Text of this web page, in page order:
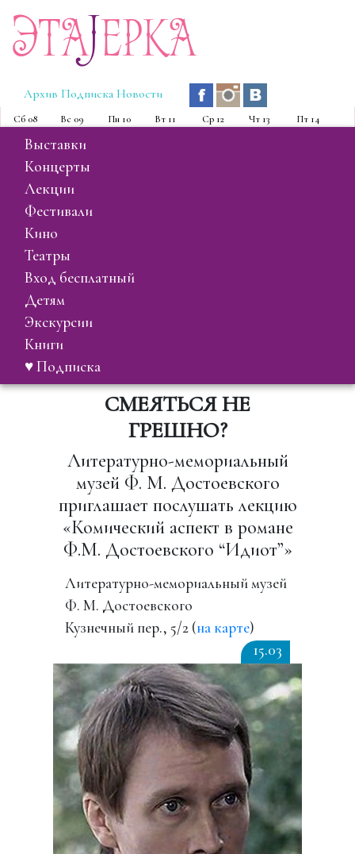
ЭтаJерка
Архив Подписка Новости
Сб 08 Вс 09 Пн 10 Вт 11 Ср 12 Чт 13 Пт 14
выставки
концерты
лекции
фестивали
кино
театры
вход бесплатный
детям
экскурсии
книги
♥ Подписка
СМЕЯТЬСЯ НЕ
ГРЕШНО?
Литературно-мемориальный
музей Ф. М. Достоевского
приглашает послушать лекцию
«Комический аспект в романе
Ф.М. Достоевского “Идиот”»
Литературно-мемориальный музей
Ф. М. Достоевского
Кузнечный пер., 5/2 (на карте)
15.03